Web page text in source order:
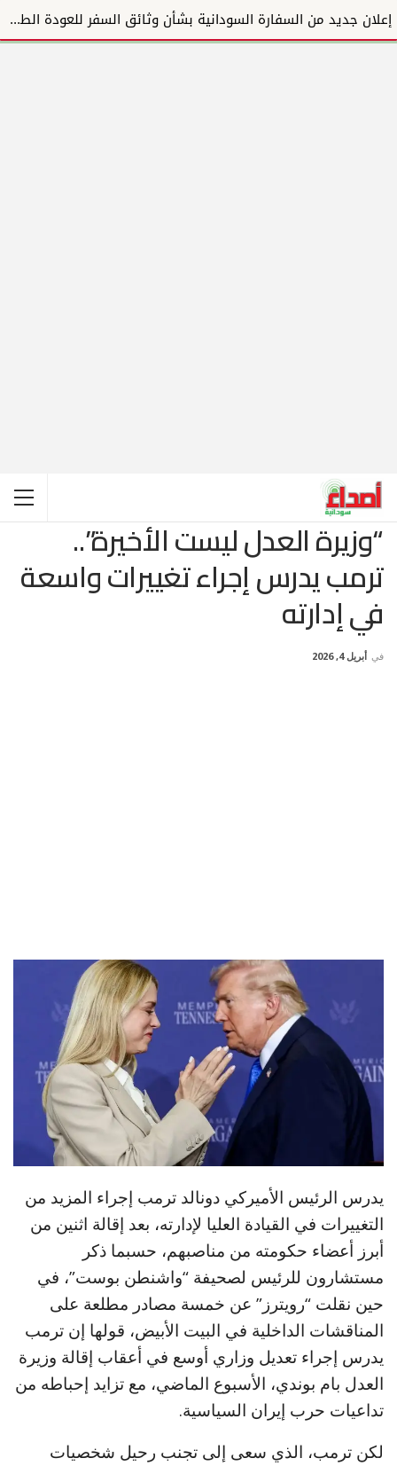
إعلان جديد من السفارة السودانية بشأن وثائق السفر للعودة الطوعية
“وزيرة العدل ليست الأخيرة”..
ترمب يدرس إجراء تغييرات واسعة
في إدارته
في أبريل 4, 2026
يدرس الرئيس الأميركي دونالد ترمب إجراء المزيد من
التغييرات في القيادة العليا لإدارته، بعد إقالة اثنين من
أبرز أعضاء حكومته من مناصبهم، حسبما ذكر
مستشارون للرئيس لصحيفة “واشنطن بوست”، في
حين نقلت “رويترز” عن خمسة مصادر مطلعة على
المناقشات الداخلية في البيت الأبيض، قولها إن ترمب
يدرس إجراء تعديل وزاري أوسع في أعقاب إقالة وزيرة
العدل بام بوندي، الأسبوع الماضي، مع تزايد إحباطه من
تداعيات حرب إيران السياسية.
لكن ترمب، الذي سعى إلى تجنب رحيل شخصيات